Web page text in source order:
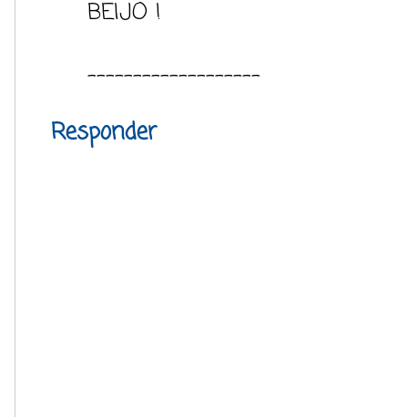
BEIJO !
-------------------
Responder